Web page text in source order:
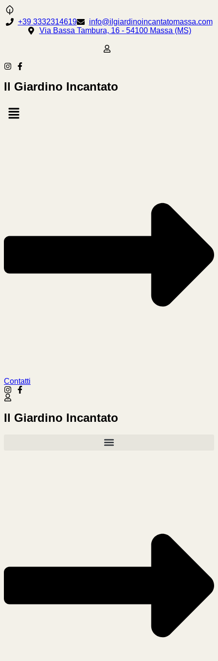
+39 3332314619
info@ilgiardinoincantatomassa.com
Via Bassa Tambura, 16 - 54100 Massa (MS)
Il Giardino Incantato
Menu
Contatti
Il Giardino Incantato